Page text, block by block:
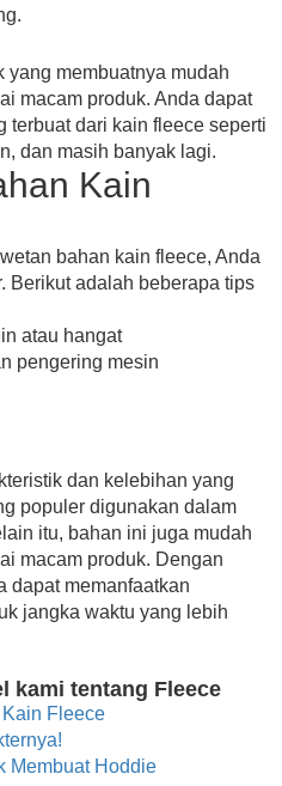
yang membuatnya mudah
macam produk. Anda dapat
terbuat dari kain fleece seperti
dan masih banyak lagi.
Kain
bahan kain fleece, Anda
Berikut adalah beberapa tips
atau hangat
pengering mesin
dan kelebihan yang
populer digunakan dalam
itu, bahan ini juga mudah
macam produk. Dengan
dapat memanfaatkan
jangka waktu yang lebih
kami tentang Fleece
Fleece
Membuat Hoddie